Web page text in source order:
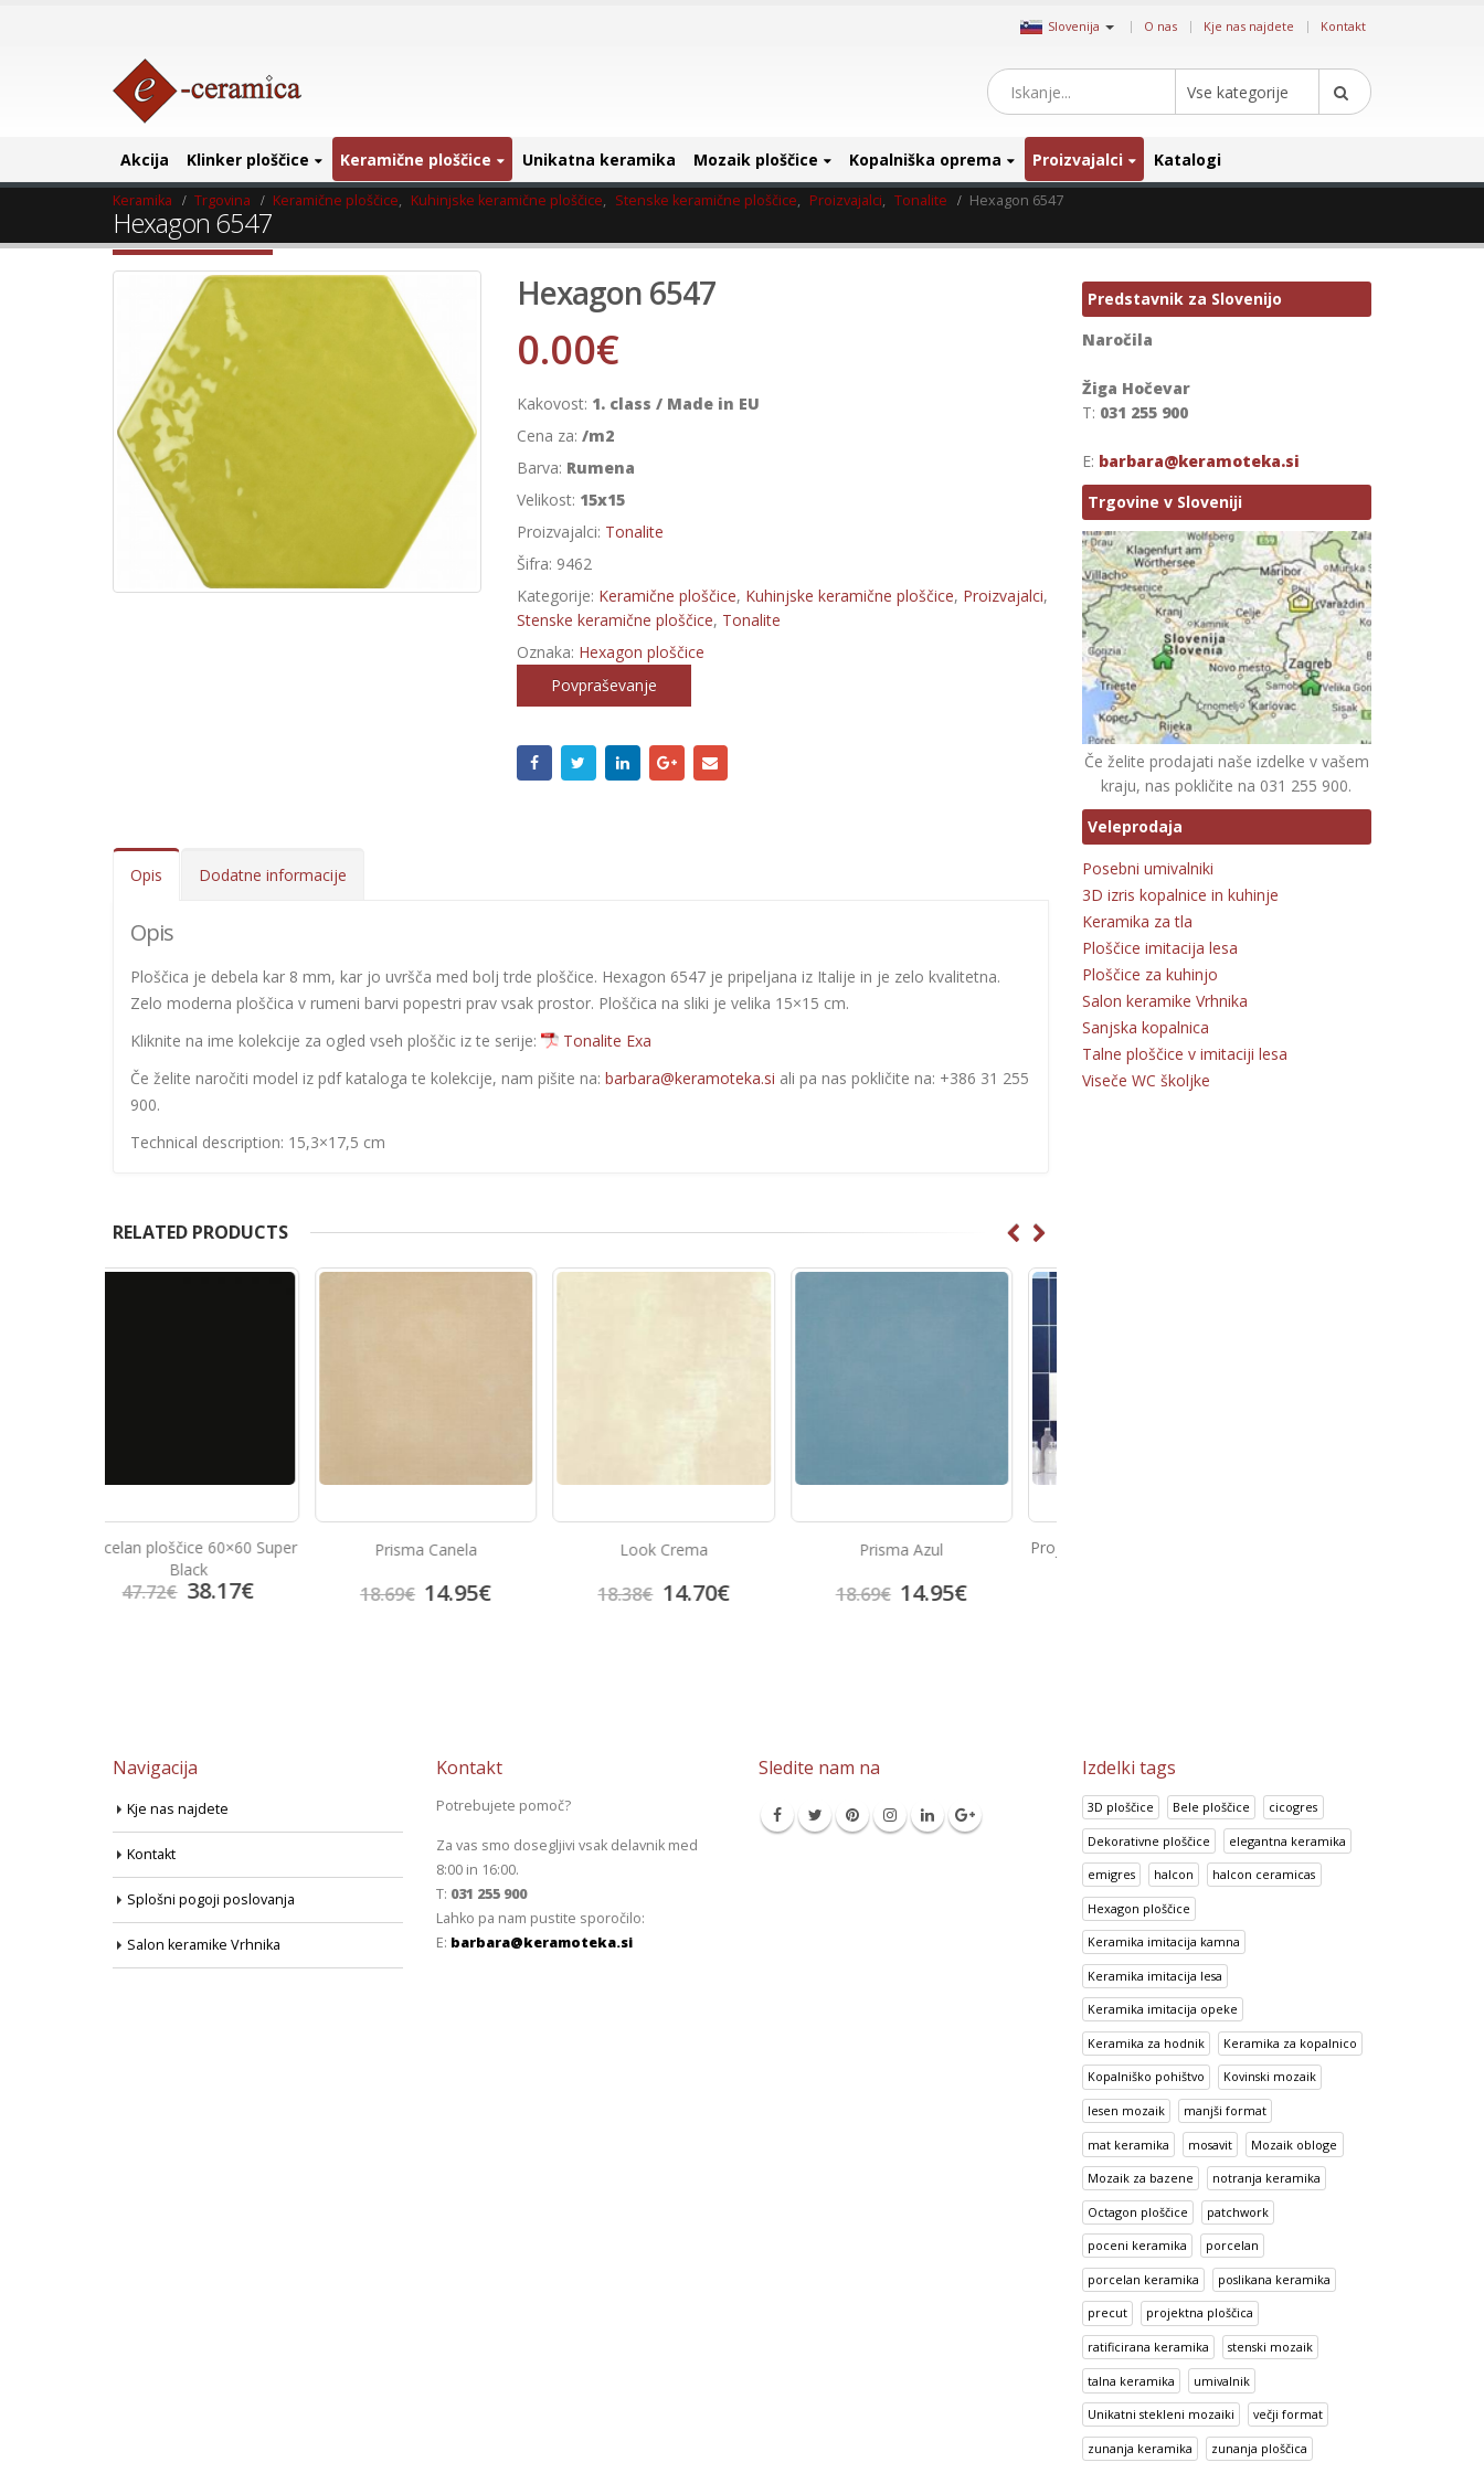
Slovenija | O nas Kje nas najdete Kontakt
Vse kategorije
Akcija Klinker ploščice Keramične ploščice Unikatna keramika Mozaik ploščice Kopalniška oprema Proizvajalci Katalogi
Keramika Trgovina Keramične ploščice, Kuhinjske keramične ploščice, Stenske keramične ploščice, Proizvajalci, Tonalite Hexagon 6547
Hexagon 6547
Hexagon 6547
0.00€
Kakovost: 1. class / Made in EU
Cena za: /m2
Barva: Rumena
Velikost: 15x15
Proizvajalci: Tonalite
Šifra: 9462
Kategorije: Keramične ploščice, Kuhinjske keramične ploščice, Proizvajalci,
Stenske keramične ploščice, Tonalite
Oznaka: Hexagon ploščice
Povpraševanje
Opis Dodatne informacije
Opis
Ploščica je debela kar 8 mm, kar jo uvršča med bolj trde ploščice. Hexagon 6547 je pripeljana iz Italije in je zelo kvalitetna.
Zelo moderna ploščica v rumeni barvi popestri prav vsak prostor. Ploščica na sliki je velika 15×15 cm.
Kliknite na ime kolekcije za ogled vseh ploščic iz te serije:
Tonalite Exa
Če želite naročiti model iz pdf kataloga te kolekcije, nam pišite na: barbara@keramoteka.si ali pa nas pokličite na: +386 31 255
900.
Technical description: 15,3×17,5 cm
RELATED PRODUCTS
Prisma Canela
18.69€ 14.95
Look Crema
18.38€ 14.70
Prisma Azul
18.69€ 14.95
Projektne plošćice Arquitectos
37.50€ 30.00
Predstavnik za Slovenijo
Naročila
Žiga Hočevar
T: 031 255 900
E: barbara@keramoteka.si
Trgovine v Sloveniji
Če želite prodajati naše izdelke v vašem
kraju, nas pokličite na 031 255 900.
Veleprodaja
Posebni umivalniki
3D izris kopalnice in kuhinje
Keramika za tla
Ploščice imitacija lesa
Ploščice za kuhinjo
Salon keramike Vrhnika
Sanjska kopalnica
Talne ploščice v imitaciji lesa
Viseče WC školjke
Navigacija
Kje nas najdete
Kontakt
Splošni pogoji poslovanja
Salon keramike Vrhnika
Kontakt
Potrebujete pomoč?
Za vas smo dosegljivi vsak delavnik med
8:00 in 16:00.
T: 031 255 900
Lahko pa nam pustite sporočilo:
E: barbara@keramoteka.si
Sledite nam na Izdelki tags
3D ploščice Bele ploščice cicogres
Dekorativne ploščice elegantna keramika
emigres halcon halcon ceramicas
Hexagon ploščice
Keramika imitacija kamna
Keramika imitacija lesa
Keramika imitacija opeke
Keramika za hodnik Keramika za kopalnico
Kopalniško pohištvo Kovinski mozaik
lesen mozaik manjši format
mat keramika mosavit Mozaik obloge
Mozaik za bazene notranja keramika
Octagon ploščice patchwork
poceni keramika porcelan
porcelan keramika poslikana keramika
precut projektna ploščica
ratificirana keramika stenski mozaik
talna keramika umivalnik
Unikatni stekleni mozaiki večji format
zunanja keramika zunanja ploščica